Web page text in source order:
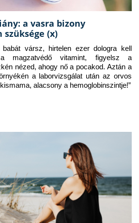
a vasra bizony
(x)
vársz, hirtelen ezer dologra kell
magzatvédő vitamint, figyelsz a
nézed, ahogy nő a pocakod. Aztán a
a laborvizsgálat után az orvos
alacsony a hemoglobinszintje!”